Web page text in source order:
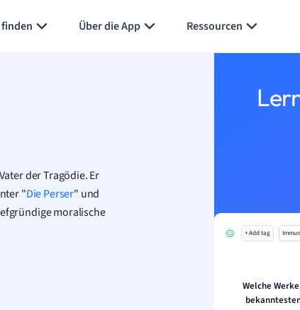
Über die App Ressourcen
der Tragödie. Er
"Die Perser" und
moralische
+ Add tag
Welche